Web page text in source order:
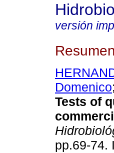
versión
Resumen
Domenico;
Tests of
pp.69-74.